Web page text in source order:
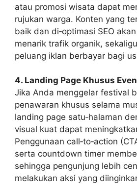
atau promosi wisata dapat
rujukan warga. Konten yang
baik dan di‑optimasi SEO
menarik trafik organik,
peluang iklan berbayar bagi
4. Landing Page Khusus
Jika Anda menggelar festival
penawaran khusus selama
landing page satu‑halaman
visual kuat dapat
Penggunaan call‑to‑action
serta countdown timer
sehingga pengunjung lebih
melakukan aksi yang